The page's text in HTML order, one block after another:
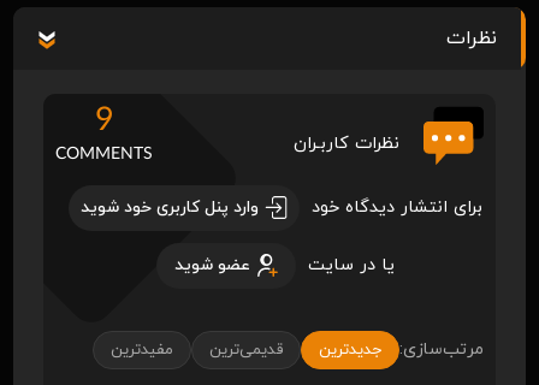
نظرات
نظرات کاربـران
9
COMMENTS
برای انتشار دیدگاه خود وارد پنل کاربری خود شوید
یا در سایت عضو شوید
مرتب‌سازی: جدیدترین قدیمی‌ترین مفیدترین